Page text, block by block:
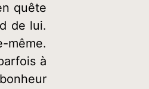
quête
de lui.
même.
à